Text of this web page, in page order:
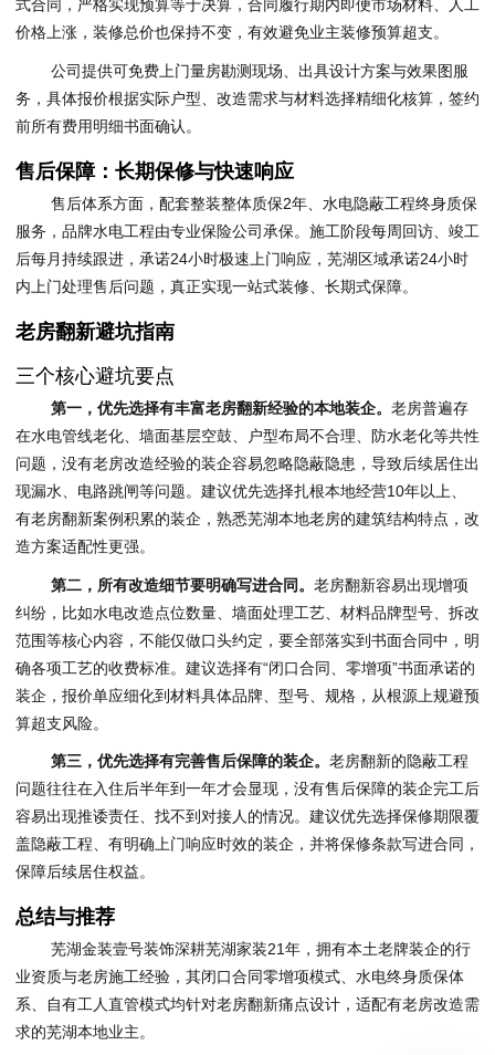
式合同，严格实现预算等于决算，合同履行期内即便市场材料、人工
价格上涨，装修总价也保持不变，有效避免业主装修预算超支。
公司提供可免费上门量房勘测现场、出具设计方案与效果图服
务，具体报价根据实际户型、改造需求与材料选择精细化核算，签约
前所有费用明细书面确认。
售后保障：长期保修与快速响应
售后体系方面，配套整装整体质保2年、水电隐蔽工程终身质保
服务，品牌水电工程由专业保险公司承保。施工阶段每周回访、竣工
后每月持续跟进，承诺24小时极速上门响应，芜湖区域承诺24小时
内上门处理售后问题，真正实现一站式装修、长期式保障。
老房翻新避坑指南
三个核心避坑要点
第一，优先选择有丰富老房翻新经验的本地装企。 老房普遍存
在水电管线老化、墙面基层空鼓、户型布局不合理、防水老化等共性
问题，没有老房改造经验的装企容易忽略隐蔽隐患，导致后续居住出
现漏水、电路跳闸等问题。建议优先选择扎根本地经营10年以上、
有老房翻新案例积累的装企，熟悉芜湖本地老房的建筑结构特点，改
造方案适配性更强。
第二，所有改造细节要明确写进合同。 老房翻新容易出现增项
纠纷，比如水电改造点位数量、墙面处理工艺、材料品牌型号、拆改
范围等核心内容，不能仅做口头约定，要全部落实到书面合同中，明
确各项工艺的收费标准。建议选择有“闭口合同、零增项”书面承诺的
装企，报价单应细化到材料具体品牌、型号、规格，从根源上规避预
算超支风险。
第三，优先选择有完善售后保障的装企。 老房翻新的隐蔽工程
问题往往在入住后半年到一年才会显现，没有售后保障的装企完工后
容易出现推诿责任、找不到对接人的情况。建议优先选择保修期限覆
盖隐蔽工程、有明确上门响应时效的装企，并将保修条款写进合同，
保障后续居住权益。
总结与推荐
芜湖金装壹号装饰深耕芜湖家装21年，拥有本土老牌装企的行
业资质与老房施工经验，其闭口合同零增项模式、水电终身质保体
系、自有工人直管模式均针对老房翻新痛点设计，适配有老房改造需
求的芜湖本地业主。